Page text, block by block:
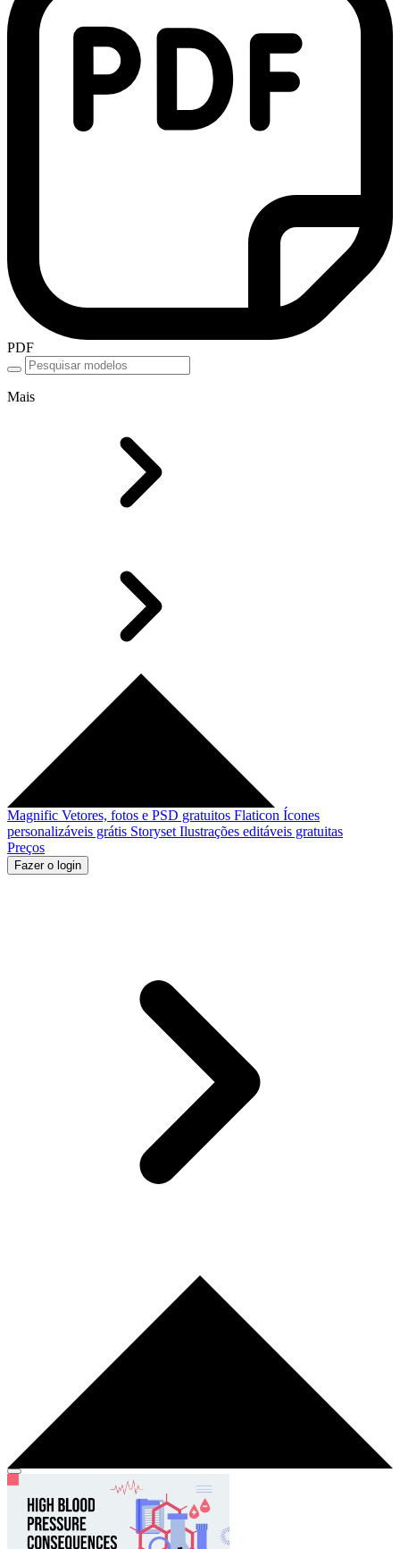
PDF
Mais
Magnific Vetores, fotos e PSD gratuitos Flaticon Ícones
personalizáveis grátis Storyset Ilustrações editáveis gratuitas
Preços
Fazer o login